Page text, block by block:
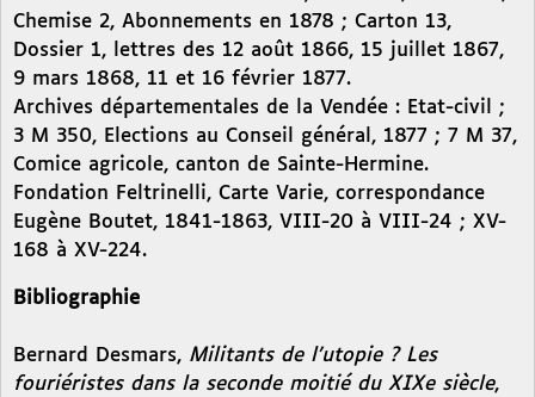
Chemise 2, Abonnements en 1878 ; Carton 13,
Dossier 1, lettres des 12 août 1866, 15 juillet 1867,
9 mars 1868, 11 et 16 février 1877.
Archives départementales de la Vendée : Etat-civil ;
3 M 350, Elections au Conseil général, 1877 ; 7 M 37,
Comice agricole, canton de Sainte-Hermine.
Fondation Feltrinelli, Carte Varie, correspondance
Eugène Boutet, 1841-1863, VIII-20 à VIII-24 ; XV-
168 à XV-224.
Bibliographie
Bernard Desmars, Militants de l’utopie ? Les
fouriéristes dans la seconde moitié du XIXe siècle,